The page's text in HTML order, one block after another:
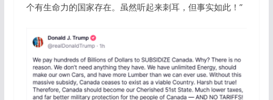
个有生命力的国家存在。虽然听起来刺耳，但事实如此！”